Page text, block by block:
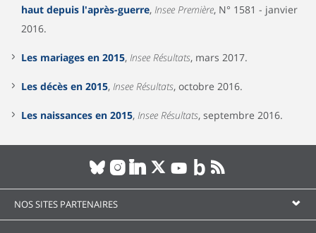
haut depuis l'après-guerre, Insee Première, N° 1581 - janvier
2016.
Les mariages en 2015, Insee Résultats, mars 2017.
Les décès en 2015, Insee Résultats, octobre 2016.
Les naissances en 2015, Insee Résultats, septembre 2016.
NOS SITES PARTENAIRES